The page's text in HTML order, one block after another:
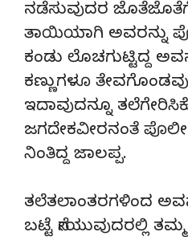
ನಡೆಸುವುದರ
ತಾಯಿಯಾಗಿ ಅವರನ್ನು
ಕಂಡು ಲೊಚಗುಟ್ಟಿದ್ದ
ಕಣ್ಣುಗಳೂ
ಇದಾವುದನ್ನೂ
ಜಗದೇಕವೀರನಂತೆ
ನಿಂತಿದ್ದ ಜಾಲಪ್ಪ.
ತಲೆತಲಾಂತರಗಳಿಂದ
ಬಟ್ಟೆ ನೇಯುವುದರಲ್ಲಿ